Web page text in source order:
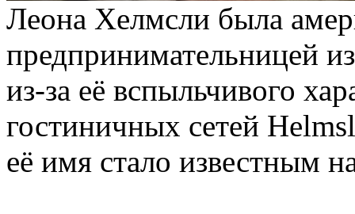
Леона Хелмсли была
предпринимательницей
из-за её вспыльчивого
гостиничных сетей
её имя стало известным